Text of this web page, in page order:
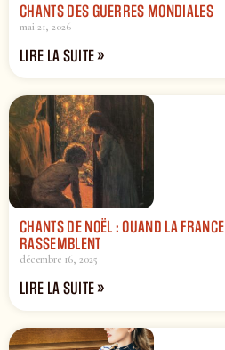
CHANTS DES GUERRES MONDIALES
mai 21, 2026
LIRE LA SUITE »
CHANTS DE NOËL : QUAND LA
RASSEMBLENT
décembre 16, 2025
LIRE LA SUITE »